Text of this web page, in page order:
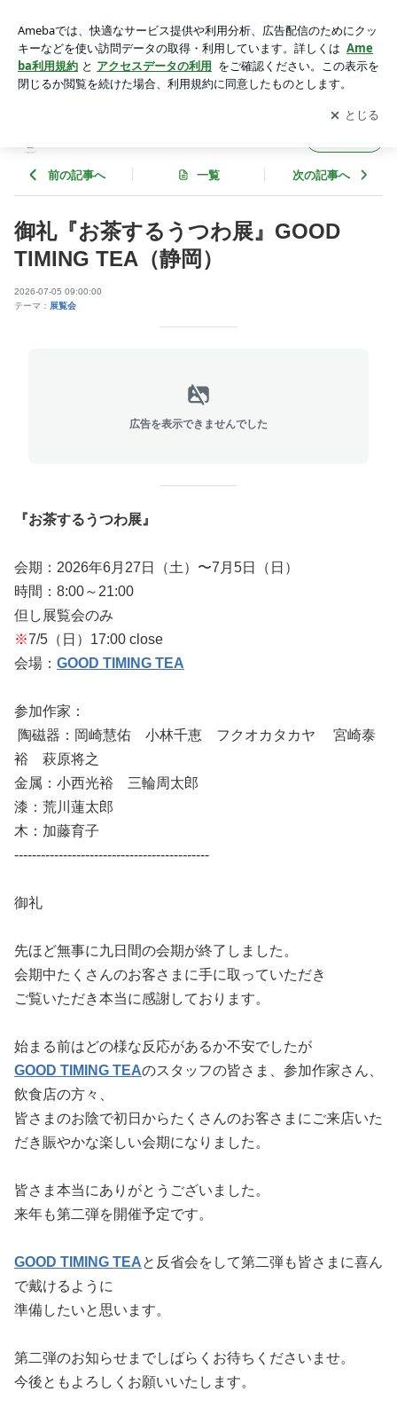
UWA KENSHIN
アプリをダウンロードして ブログの更新通知
を受け取りまし
ょう。
開く
前の記事へ 一覧 次の記事へ
御礼『お茶するうつわ展』GOOD
TIMING TEA（静岡）
2026-07-05 09:00:00
テーマ： 展覧会
広告を表示できませんでした
『お茶するうつわ展』
会期：2026年6月27日（土）〜7月5日（日）
時間：8:00～21:00
但し展覧会のみ
※7/5（日）17:00 close
会場： GOOD TIMING TEA
参加作家：
陶磁器：岡崎慧佑 小林千恵 フクオカタカヤ 宮崎泰
裕 萩原将之
金属：小西光裕 三輪周太郎
漆：荒川蓮太郎
木：加藤育子
--------------------------------------------
御礼
先ほど無事に九日間の会期が終了しました。
会期中たくさんのお客さまに手に取っていただき
ご覧いただき本当に感謝しております。
始まる前はどの様な反応があるか不安でしたが
GOOD TIMING TEAのスタッフの皆さま、参加作家さん、
飲食店の方々、
皆さまのお陰で初日からたくさんのお客さまにご来店いた
だき賑やかな楽しい会期になりました。
皆さま本当にありがとうございました。
来年も第二弾を開催予定です。
GOOD TIMING TEAと反省会をして第二弾も皆さまに喜ん
で戴けるように
準備したいと思います。
第二弾のお知らせまでしばらくお待ちくださいませ。
今後ともよろしくお願いいたします。